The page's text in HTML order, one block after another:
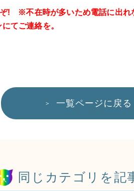
! ※不在時が多いため電話に出れ
てご連絡を。
一覧ページに戻る
同じカテゴリを記